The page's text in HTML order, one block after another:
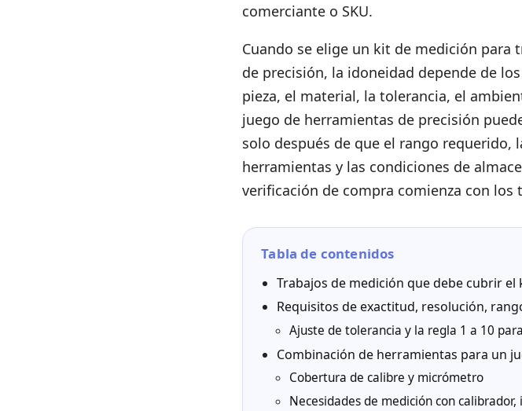
comerciante o SKU.
Cuando se elige un kit de medición para
de precisión, la idoneidad depende de
pieza, el material, la tolerancia, el
juego de herramientas de precisión
solo después de que el rango
herramientas y las condiciones de
verificación de compra comienza con
Tabla de contenidos
Trabajos de medición que debe cubrir el
Requisitos de exactitud, resolución,
Ajuste de tolerancia y la regla 1 a 10
Combinación de herramientas para un
Cobertura de calibre y micrómetro
Necesidades de medición con